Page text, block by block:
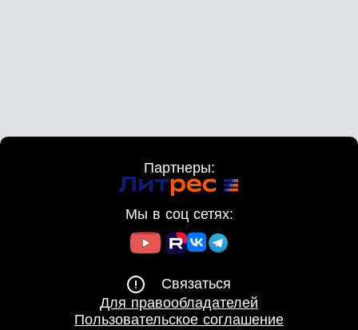
Партнеры:
Мы в соц сетях:
Связаться
Для правообладателей
Пользовательское соглашение